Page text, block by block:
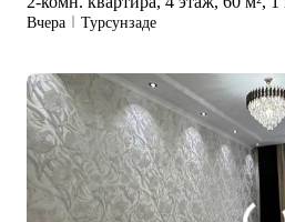
Вчера Турсунзаде